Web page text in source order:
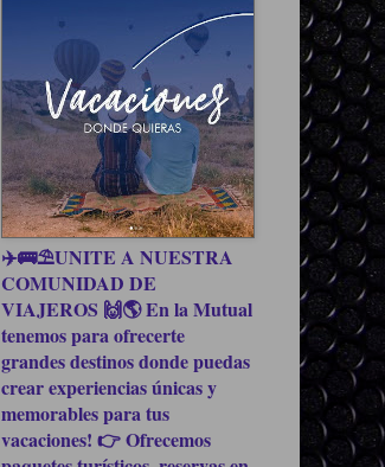
✈️🚌⛱UNITE A NUESTRA
COMUNIDAD DE
VIAJEROS 🙌🌎 En la Mutual
tenemos para ofrecerte
grandes destinos donde puedas
crear experiencias únicas y
memorables para tus
vacaciones! 👉 Ofrecemos